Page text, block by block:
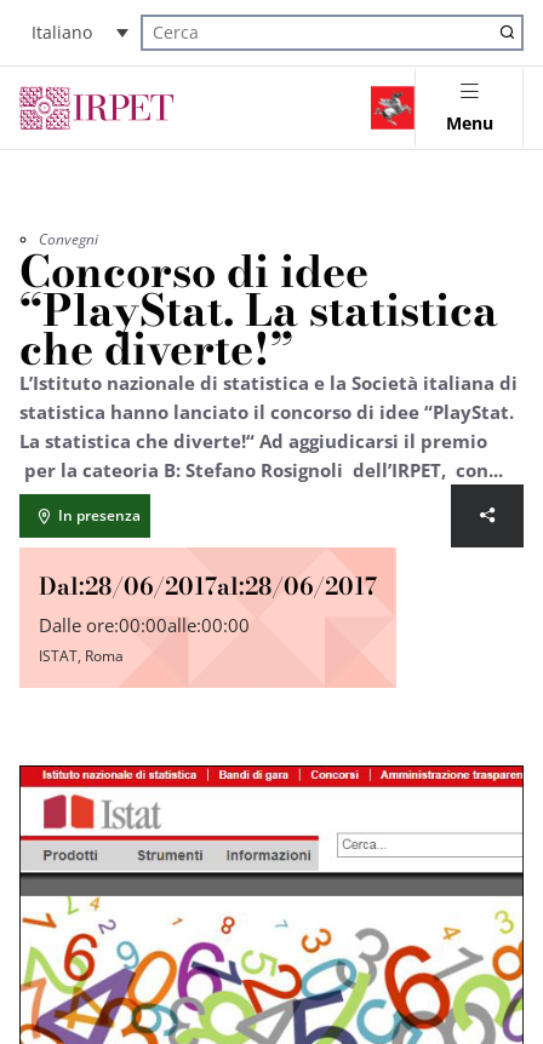
Italiano
Cerca nel sito
Menu
Convegni
Concorso di idee
“PlayStat. La statistica
che diverte!”
L’Istituto nazionale di statistica e la Società italiana di
statistica hanno lanciato il concorso di idee “PlayStat.
La statistica che diverte!“ Ad aggiudicarsi il premio
per la cateoria B: Stefano Rosignoli dell’IRPET, con...
In presenza
Dal:28/06/2017al:28/06/2017
Dalle ore:00:00alle:00:00
ISTAT, Roma